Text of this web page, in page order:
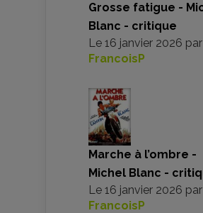
Grosse fatigue -
Blanc - critique
Le 16 janvier 2026 par
FrancoisP
Marche à l’ombre -
Michel Blanc -
Le 16 janvier 2026 par
FrancoisP